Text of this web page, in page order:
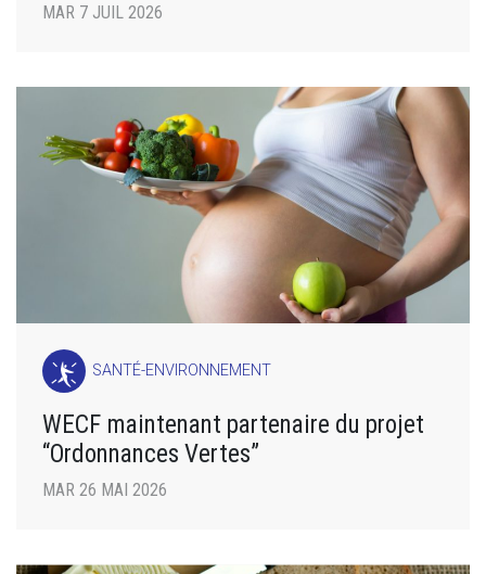
MAR 7 JUIL 2026
SANTÉ-ENVIRONNEMENT
WECF maintenant partenaire du projet
“Ordonnances Vertes”
MAR 26 MAI 2026